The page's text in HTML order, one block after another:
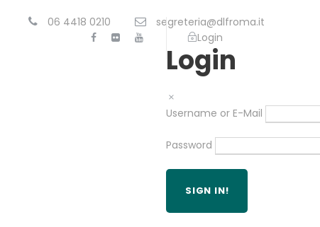
06 4418 0210
segreteria@dlfroma.it
Login
Login
Username or E-Mail
Password